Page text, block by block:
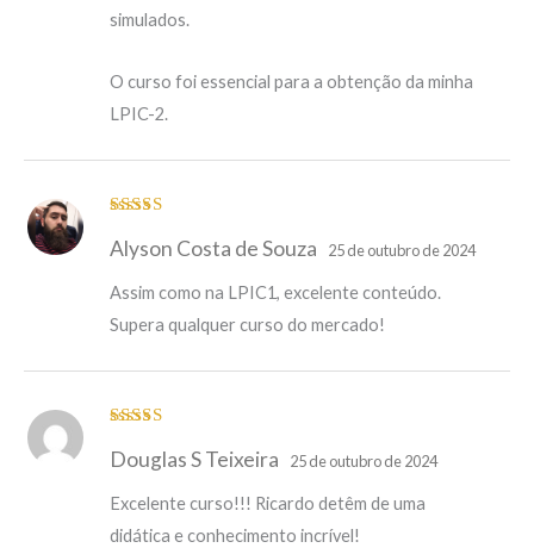
simulados.
O curso foi essencial para a obtenção da minha
LPIC-2.
de 5
Alyson Costa de Souza 25 de outubro de 2024
Assim como na LPIC1, excelente conteúdo.
Supera qualquer curso do mercado!
de 5
Douglas S Teixeira 25 de outubro de 2024
Excelente curso!!! Ricardo detêm de uma
didática e conhecimento incrível!